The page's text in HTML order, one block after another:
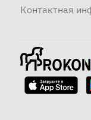
Контактная